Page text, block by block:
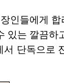
인들에게
있는 깔끔하
단독으로